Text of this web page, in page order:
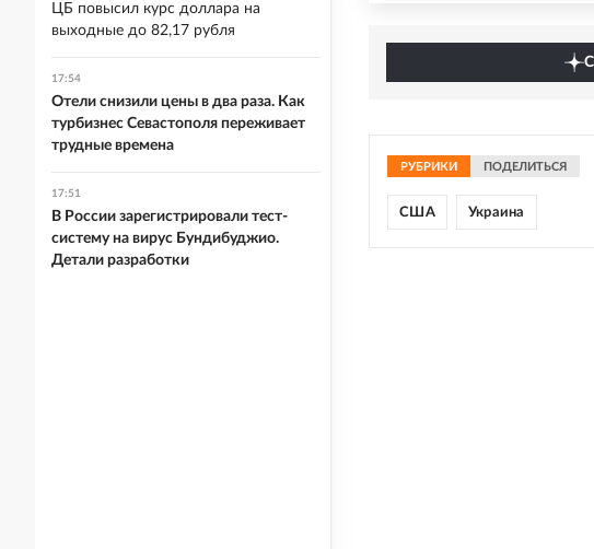
РУБРИКИ ПОДЕЛИТЬСЯ
США Украина
ЦБ повысил курс доллара на
выходные до 82,17 рубля
17:54
Отели снизили цены в два раза. Как
турбизнес Севастополя переживает
трудные времена
17:51
В России зарегистрировали тест-
систему на вирус Бундибуджио.
Детали разработки